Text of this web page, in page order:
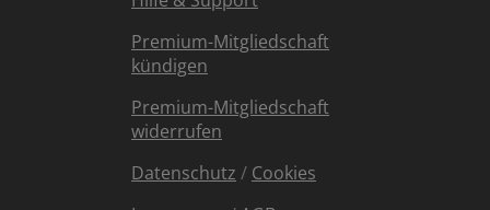
Premium-Mitgliedschaft
kündigen
Premium-Mitgliedschaft
widerrufen
Datenschutz / Cookies